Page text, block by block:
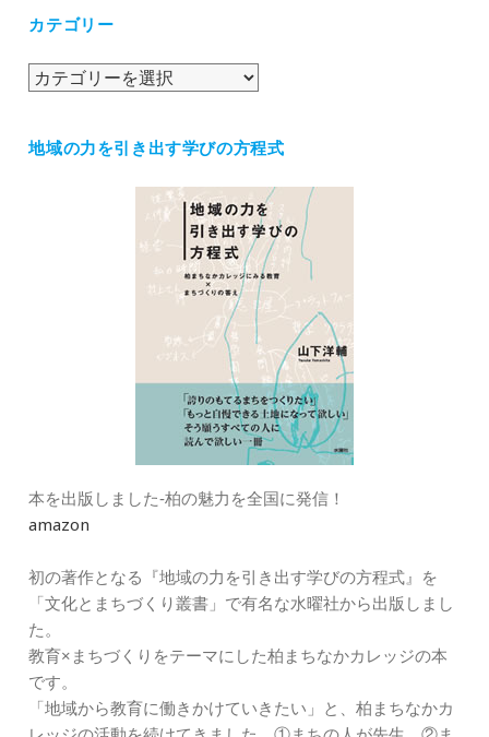
イ
カテゴリー
カ
リ
地域の力を引き出す学びの方程式
本を出版しました‐柏の魅力を全国に発信！
amazon
初の著作となる『地域の力を引き出す学びの方程式』を
「文化とまちづくり叢書」で有名な水曜社から出版しまし
た。
教育×まちづくりをテーマにした柏まちなかカレッジの本
です。
「地域から教育に働きかけていきたい」と、柏まちなかカ